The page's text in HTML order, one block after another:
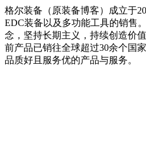
格尔装备（原装备博客）成立于
EDC装备以及多功能工具的销售
念，坚持长期主义，持续创造价
前产品已销往全球超过30余个国
品质好且服务优的产品与服务。